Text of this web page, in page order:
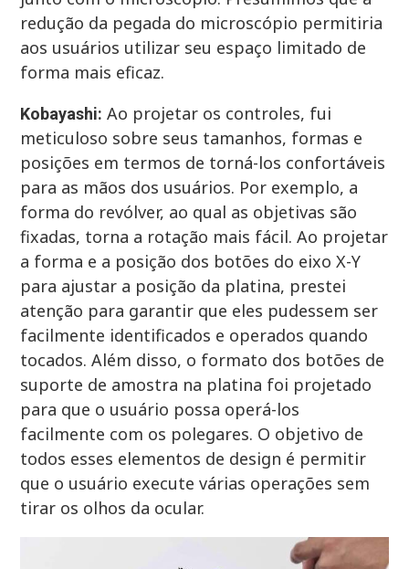
redução da pegada do microscópio permitiria
aos usuários utilizar seu espaço limitado de
forma mais eficaz.
Kobayashi: Ao projetar os controles, fui
meticuloso sobre seus tamanhos, formas e
posições em termos de torná-los confortáveis
​​para as mãos dos usuários. Por exemplo, a
forma do revólver, ao qual as objetivas são
fixadas, torna a rotação mais fácil. Ao projetar
a forma e a posição dos botões do eixo X-Y
para ajustar a posição da platina, prestei
atenção para garantir que eles pudessem ser
facilmente identificados e operados quando
tocados. Além disso, o formato dos botões de
suporte de amostra na platina foi projetado
para que o usuário possa operá-los
facilmente com os polegares. O objetivo de
todos esses elementos de design é permitir
que o usuário execute várias operações sem
tirar os olhos da ocular.